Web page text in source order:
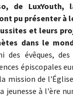
de LuxYouth,
pu présenter à
et leurs
dans le
des évêques,
épiscopales
mission de
jeunesse à l'ère